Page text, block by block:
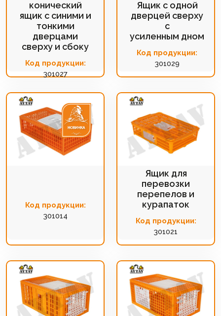
конический
ящик с синими и
тонкими
дверцами
сверху и сбоку
Код продукции:
301027
Ящик с одной
дверцей сверху
с
усиленным дном
Код продукции:
301029
Код продукции:
301014
Ящик для
перевозки
перепелов и
курапаток
Код продукции:
301021